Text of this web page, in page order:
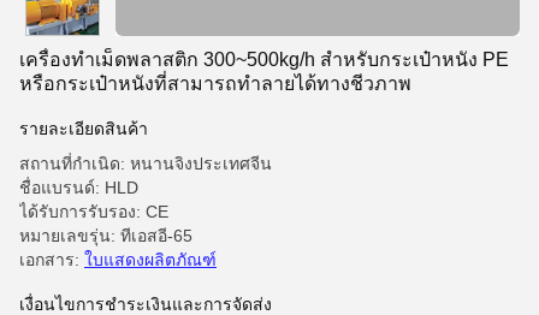
เครื่องทําเม็ดพลาสติก 300~500kg/h สําหรับกระเป๋าหนัง PE
หรือกระเป๋าหนังที่สามารถทําลายได้ทางชีวภาพ
รายละเอียดสินค้า
สถานที่กำเนิด: หนานจิงประเทศจีน
ชื่อแบรนด์: HLD
ได้รับการรับรอง: CE
หมายเลขรุ่น: ทีเอสอี-65
เอกสาร: ใบแสดงผลิตภัณฑ์
เงื่อนไขการชําระเงินและการจัดส่ง